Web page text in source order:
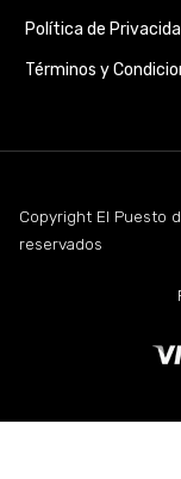
Política de
Términos y
Copyright El Puesto
reservados